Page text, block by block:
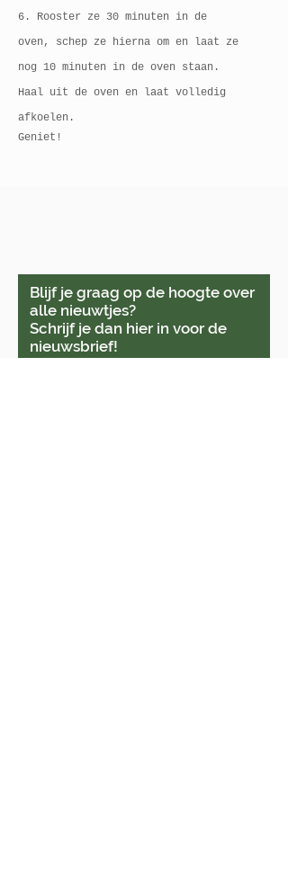
6. Rooster ze 30 minuten in de
oven, schep ze hierna om en laat ze
nog 10 minuten in de oven staan.
Haal uit de oven en laat volledig
afkoelen.
Geniet!
Blijf je graag op de hoogte over
alle nieuwtjes?
Schrijf je dan hier in voor de
nieuwsbrief!